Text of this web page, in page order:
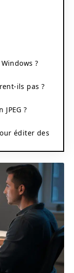
?
ils pas ?
?
éditer des